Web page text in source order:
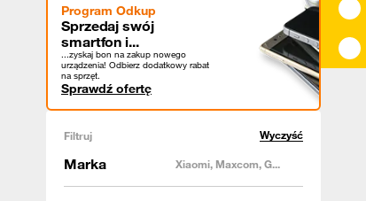
Program Odkup
Sprzedaj swój
smartfon i...
...zyskaj bon na zakup nowego
urządzenia! Odbierz dodatkowy rabat
na sprzęt.
Sprawdź ofertę
Filtruj Wyczyść
Marka Xiaomi, Maxcom, G...